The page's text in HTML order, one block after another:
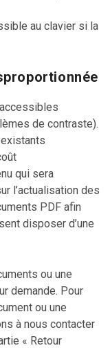
au clavier si la
de contraste).
qui sera
l’actualisation des
PDF afin
disposer d’une
ou une
demande. Pour
ou une
à nous contacter
« Retour